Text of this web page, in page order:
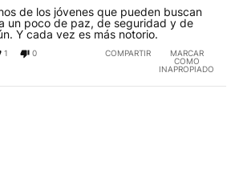
de los jóvenes que pueden buscan
un poco de paz, de seguridad y de
Y cada vez es más notorio.
1 0 COMPARTIR
MARCAR
COMO
INAPROPIADO